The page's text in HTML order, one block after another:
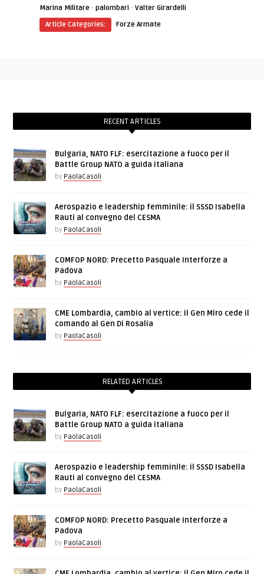
Marina Militare ·palombari ·Valter Girardelli
Article Categories:
Forze Armate
RECENT ARTICLES
Bulgaria, NATO FLF: esercitazione a fuoco per il
Battle Group NATO a guida italiana
by PaolaCasoli
Aerospazio e leadership femminile: il SSSD Isabella
Rauti al convegno del CESMA
by PaolaCasoli
COMFOP NORD: Precetto Pasquale Interforze a
Padova
by PaolaCasoli
CME Lombardia, cambio al vertice: il Gen Miro cede il
comando al Gen Di Rosalia
by PaolaCasoli
RELATED ARTICLES
Bulgaria, NATO FLF: esercitazione a fuoco per il
Battle Group NATO a guida italiana
by PaolaCasoli
Aerospazio e leadership femminile: il SSSD Isabella
Rauti al convegno del CESMA
by PaolaCasoli
COMFOP NORD: Precetto Pasquale Interforze a
Padova
by PaolaCasoli